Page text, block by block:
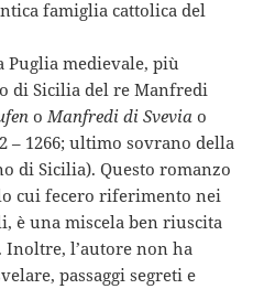
famiglia cattolica del
Puglia medievale, più
di Sicilia del re Manfredi
oManfredi di Svevia o
– 1266; ultimo sovrano della
di Sicilia). Questo romanzo
cui fecero riferimento nei
è una miscela ben riuscita
Inoltre, l’autore non ha
passaggi segreti e